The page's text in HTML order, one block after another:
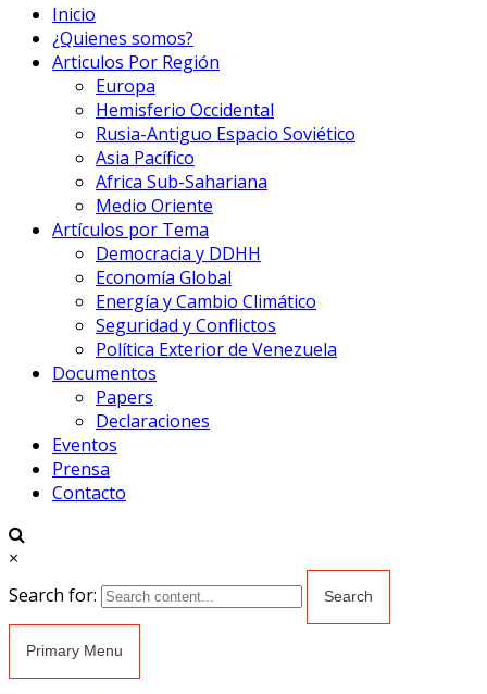
Inicio
¿Quienes somos?
Articulos Por Región
Europa
Hemisferio Occidental
Rusia-Antiguo Espacio Soviético
Asia Pacífico
Africa Sub-Sahariana
Medio Oriente
Artículos por Tema
Democracia y DDHH
Economía Global
Energía y Cambio Climático
Seguridad y Conflictos
Política Exterior de Venezuela
Documentos
Papers
Declaraciones
Eventos
Prensa
Contacto
×
Search for:
Primary Menu